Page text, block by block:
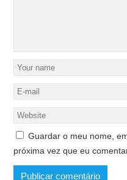
Guardar o meu nome,
próxima vez que eu